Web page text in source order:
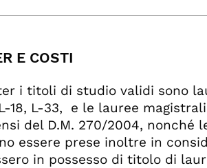
E COSTI
i titoli di studio validi sono
18, L-33, e le lauree
del D.M. 270/2004,
essere prese inoltre in
in possesso di titolo di